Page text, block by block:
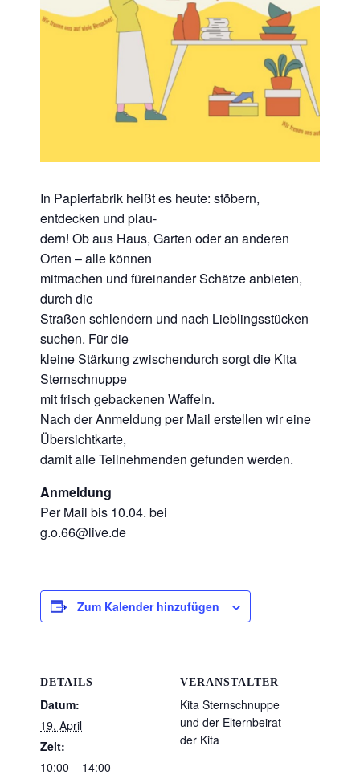
In Papierfabrik heißt es heute: stöbern,
entdecken und plau-
dern! Ob aus Haus, Garten oder an anderen
Orten – alle können
mitmachen und füreinander Schätze anbieten,
durch die
Straßen schlendern und nach Lieblingsstücken
suchen. Für die
kleine Stärkung zwischendurch sorgt die Kita
Sternschnuppe
mit frisch gebackenen Waffeln.
Nach der Anmeldung per Mail erstellen wir eine
Übersichtkarte,
damit alle Teilnehmenden gefunden werden.
Anmeldung
Per Mail bis 10.04. bei
g.o.66@live.de
Zum Kalender hinzufügen
DETAILS
Datum:
19. April
Zeit:
10:00 – 14:00
VERANSTALTER
Kita Sternschnuppe
und der Elternbeirat
der Kita